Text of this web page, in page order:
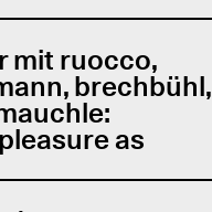
mit ruocco,
brechbühl,
as